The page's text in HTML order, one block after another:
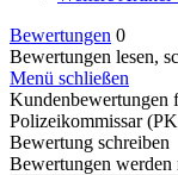
Bewertungen 0
Bewertungen lesen,
Menü schließen
Kundenbewertungen
Polizeikommissar
Bewertung schreiben
Bewertungen werden